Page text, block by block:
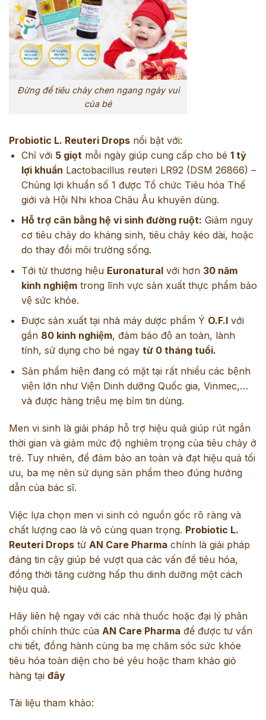
Đừng để tiêu chảy chen ngang ngày vui
của bé
Probiotic L. Reuteri Drops nổi bật với:
Chỉ với 5 giọt mỗi ngày giúp cung cấp cho bé 1 tỷ
lợi khuẩn Lactobacillus reuteri LR92 (DSM 26866) –
Chủng lợi khuẩn số 1 được Tổ chức Tiêu hóa Thế
giới và Hội Nhi khoa Châu Âu khuyên dùng.
Hỗ trợ cân bằng hệ vi sinh đường ruột: Giảm nguy
cơ tiêu chảy do kháng sinh, tiêu chảy kéo dài, hoặc
do thay đổi môi trường sống.
Tới từ thương hiệu Euronaturalvới hơn 30 năm
kinh nghiệmtrong lĩnh vực sản xuất thực phẩm bảo
vệ sức khỏe.
Được sản xuất tại nhà máy dược phẩm Ý O.F.Ivới
gần 80 kinh nghiệm, đảm bảo độ an toàn, lành
tính, sử dụng cho bé ngay từ 0 tháng tuổi.
Sản phẩm hiện đang có mặt tại rất nhiều các bệnh
viện lớn như Viện Dinh dưỡng Quốc gia, Vinmec,…
và được hàng triệu mẹ bỉm tin dùng.
Men vi sinh là giải pháp hỗ trợ hiệu quả giúp rút ngắn
thời gian và giảm mức độ nghiêm trọng của tiêu chảy ở
trẻ. Tuy nhiên, để đảm bảo an toàn và đạt hiệu quả tối
ưu, ba mẹ nên sử dụng sản phẩm theo đúng hướng
dẫn của bác sĩ.
Việc lựa chọn men vi sinh có nguồn gốc rõ ràng và
chất lượng cao là vô cùng quan trọng. Probiotic L.
Reuteri Drops từ AN Care Pharma chính là giải pháp
đáng tin cậy giúp bé vượt qua các vấn đề tiêu hóa,
đồng thời tăng cường hấp thu dinh dưỡng một cách
hiệu quả.
Hãy liên hệ ngay với các nhà thuốc hoặc đại lý phân
phối chính thức của AN Care Pharma để được tư vấn
chi tiết, đồng hành cùng ba mẹ chăm sóc sức khỏe
tiêu hóa toàn diện cho bé yêu hoặc tham khảo giỏ
hàng tại đây
Tài liệu tham khảo: